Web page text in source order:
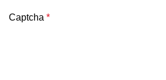
Captcha *